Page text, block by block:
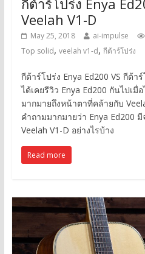
กีต้าร์โปร่ง Enya
Veelah V1-D
May 25, 2018 ai-impulse
Top solid, veelah v1-d, กีต้าร์โปร่ง
กีต้าร์โปร่ง Enya Ed200 VS กีต้า
ได้เคยรีวิว Enya Ed200 กันไปเ
มากมายถึงหน้าตาที่คล้ายกับ
คำถามมากมายว่า Enya Ed200
Veelah V1-D อย่างไรบ้าง
Read more